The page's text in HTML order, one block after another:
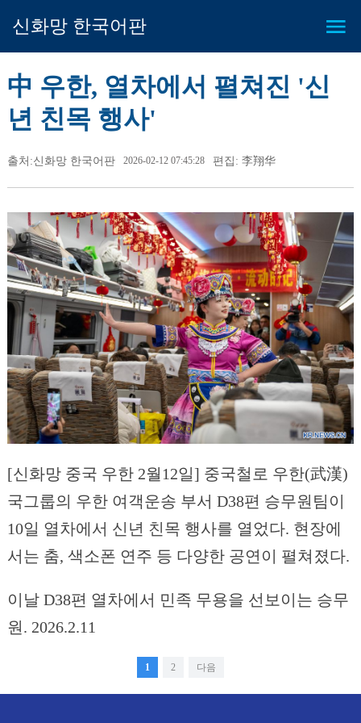
신화망 한국어판
中 우한, 열차에서 펼쳐진 '신
년 친목 행사'
출처:신화망 한국어판 2026-02-12 07:45:28 편집: 李翔华
[신화망 중국 우한 2월12일] 중국철로 우한(武漢)
국그룹의 우한 여객운송 부서 D38편 승무원팀이
10일 열차에서 신년 친목 행사를 열었다. 현장에
서는 춤, 색소폰 연주 등 다양한 공연이 펼쳐졌다.
이날 D38편 열차에서 민족 무용을 선보이는 승무
원. 2026.2.11
1 2 다음